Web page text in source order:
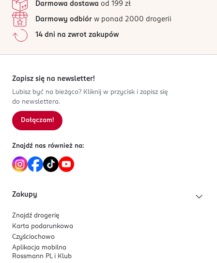
Darmowa dostawa od 199 zł
Darmowy odbiór w ponad 2000 drogerii
14 dni na zwrot zakupów
Zapisz się na newsletter!
Lubisz być na bieżąco? Kliknij w przycisk i zapisz się
do newslettera.
Dołączam!
Znajdź nas również na:
Zakupy
Znajdź drogerię
Karta podarunkowa
Czyściochowo
Aplikacja mobilna
Rossmann PL i Klub